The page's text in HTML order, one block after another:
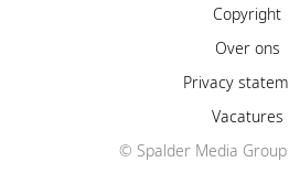
Copyright
Over ons
Privacy
Vacatures
© Spalder Media